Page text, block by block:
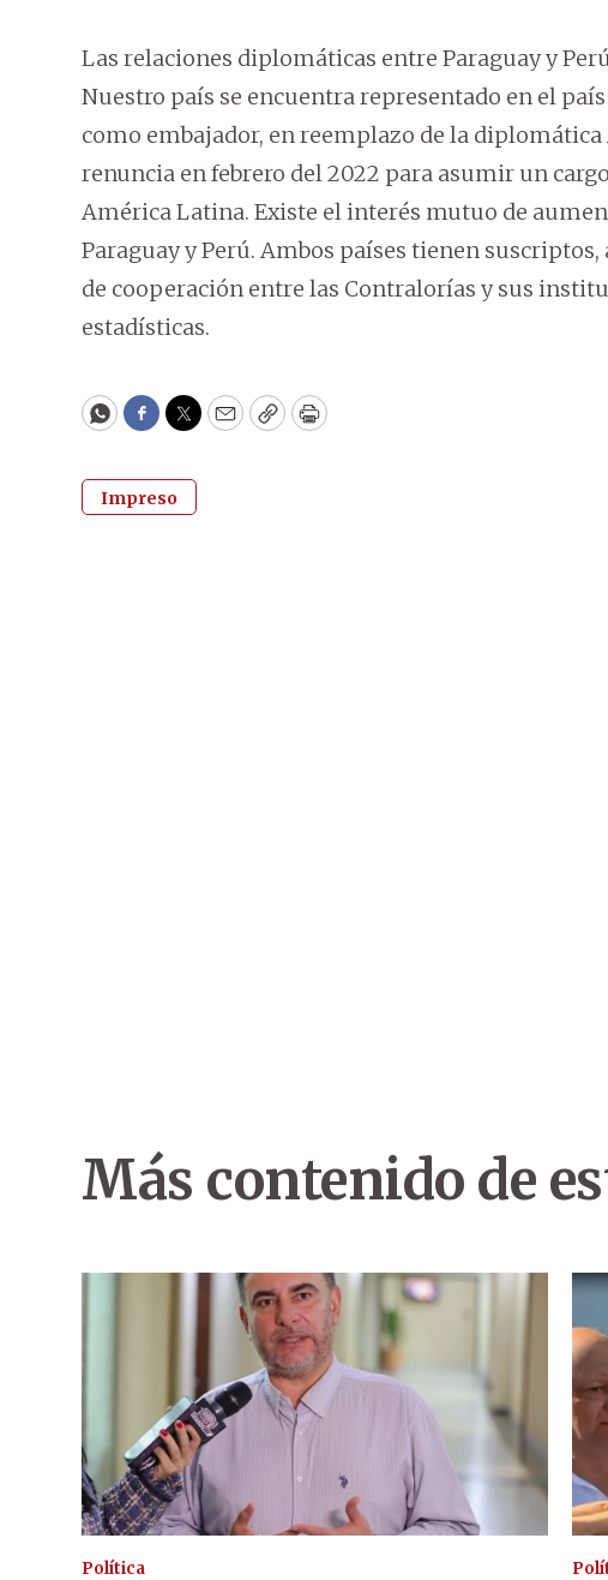
Las relaciones diplomáticas entre Paraguay y
Nuestro país se encuentra representado en el
como embajador, en reemplazo de la
renuncia en febrero del 2022 para asumir un
América Latina. Existe el interés mutuo de
Paraguay y Perú. Ambos países tienen
de cooperación entre las Contralorías y sus
estadísticas.
WhatsApp
Facebook
Twitter
EmailCopyPrint
Impreso
Más contenido de
Política